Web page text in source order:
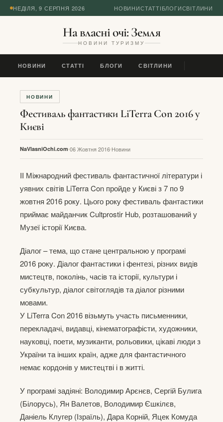
НЕДІЛЯ, 9 СЕРПНЯ 2026 НОВИНИСТАТТІБЛОГИСВІТЛИНИ
На власні очі: Земля
НОВИНИ ТУРИЗМУ
НОВИНИ СТАТТІ БЛОГИ СВІТЛИНИ
НОВИНИ
Фестиваль фантастики LiTerra Con 2016 у
Києві
NaVlasniOchi.com 06 Жовтня 2016 Новини
II Міжнародний фестиваль фантастичної літератури і
уявних світів LiTerra Con пройде у Києві з 7 по 9
жовтня 2016 року. Цього року фестиваль фантастики
приймає майданчик Cultprostir Hub, розташований у
Музеї історії Києва.
Діалог – тема, що стане центральною у програмі
2016 року. Діалог фантастики і фентезі, різних видів
мистецтв, поколінь, часів та історії, культури і
субкультур, діалог світоглядів та діалог різними
мовами.
У LiTerra Con 2016 візьмуть участь письменники,
перекладачі, видавці, кінематографісти, художники,
науковці, поети, музиканти, рольовики, цікаві люди з
України та інших країн, адже для фантастичного
немає кордонів у мистецтві і в житті.
У програмі задіяні: Володимир Арєнєв, Сергій Булига
(Білорусь), Ян Валетов, Володимир Єшкілєв,
Даніель Клугер (Ізраїль), Дара Корній, Яцек Комуда